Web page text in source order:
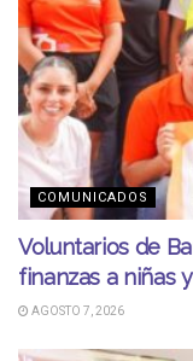
COMUNICADOS
Voluntarios de
finanzas a niñas
AGOSTO 7, 2026